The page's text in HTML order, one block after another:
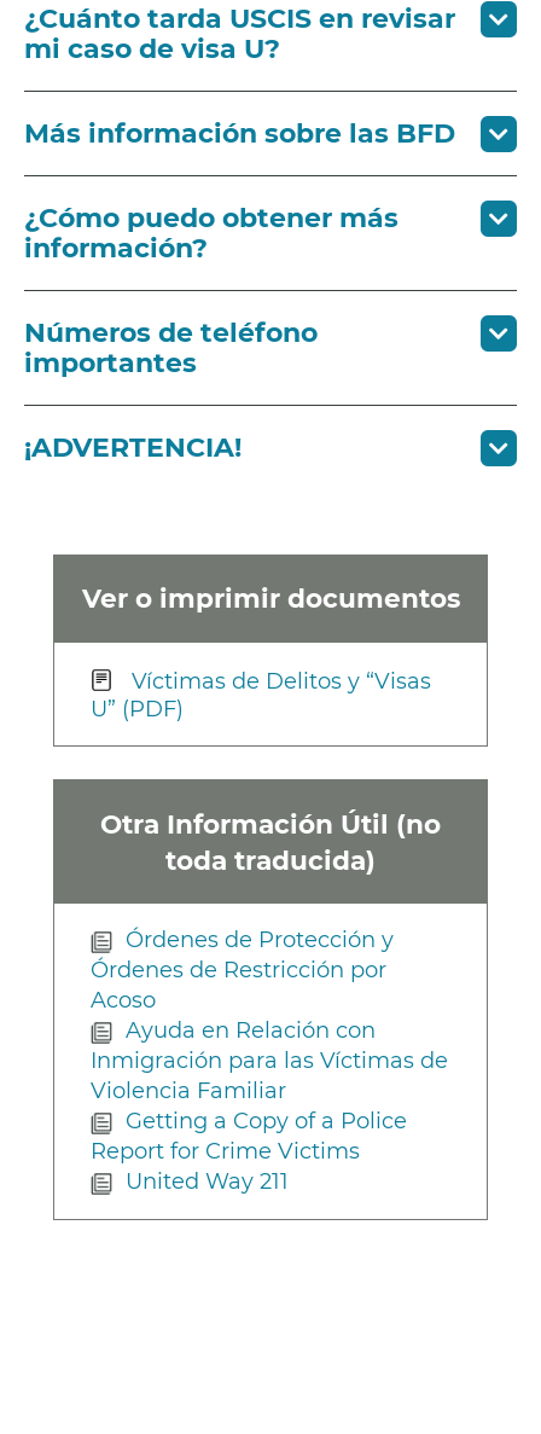
Ver o imprimir documentos
Víctimas de Delitos y “Visas
U” (PDF)
Otra Información Útil (no
toda traducida)
Órdenes de Protección y
Órdenes de Restricción por
Acoso
Ayuda en Relación con
Inmigración para las Víctimas de
Violencia Familiar
Getting a Copy of a Police
Report for Crime Victims
United Way 211
¿Cuánto tarda USCIS en revisar
mi caso de visa U?
Más información sobre las BFD
¿Cómo puedo obtener más
información?
Números de teléfono
importantes
¡ADVERTENCIA!